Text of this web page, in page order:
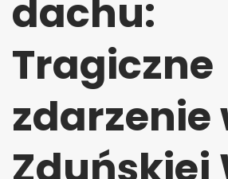
dachu:
Tragiczne
zdarzenie